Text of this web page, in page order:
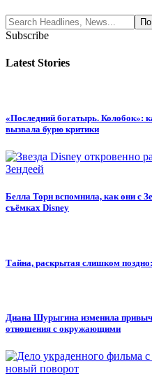
Subscribe
Latest Stories
«Последний богатырь. Колобок»:
вызвала бурю критики
Белла Торн вспомнила, как они с
съёмках Disney
Тайна, раскрытая слишком
Диана Шурыгина изменила
отношения с окружающими